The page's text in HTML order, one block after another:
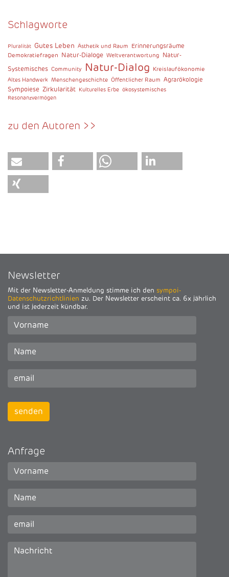
Schlagworte
Pluralität Gutes Leben Ästhetik und Raum
Erinnerungsräume
Demokratiefragen Natur-Dialoge Weltverantwortung
Natur-
Systemisches Community Natur-Dialog Kreislaufökonomie
Altes Handwerk Menschengeschichte Öffentlicher Raum Agrarökologie
Sympoiese Zirkularität Kulturelles Erbe ökosystemisches
Resonanzvermögen
zu den Autoren >>
Newsletter
Mit der Newsletter-Anmeldung stimme ich den sympoi-
Datenschutzrichtlinien zu. Der Newsletter erscheint ca. 6x jährlich
und ist jederzeit kündbar.
Anfrage